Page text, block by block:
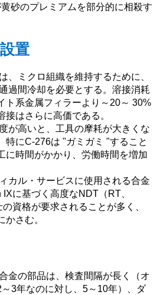
砂のプレミアムを部分的に相殺す
置
、ミクロ組織を維持するために、
過間冷却を必要とする。溶接消耗
ト系金属フィラーより～20～ 30%
はさらに高価である。
が高いと、工具の摩耗が大きくな
特にC-276は "ガミガミ "すること
に時間がかかり、労働時間を増加
カル・サービスに使用される合金
に基づく高度なNDT（RT、
資格が要求されることが多く、
さむ。
金の部品は、検査間隔が長く（オ
3年なのに対し、5～10年）、ダ